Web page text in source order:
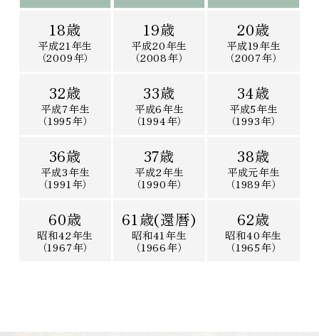
18歳
平成21年生
（2009年）
19歳
平成20年生
（2008年）
20歳
平成19年生
（2007年）
32歳
平成7年生
（1995年）
33歳
平成6年生
（1994年）
34歳
平成5年生
（1993年）
36歳
平成3年生
（1991年）
37歳
平成2年生
（1990年）
38歳
平成元年生
（1989年）
60歳
昭和42年生
（1967年）
61歳(還暦)
昭和41年生
（1966年）
62歳
昭和40年生
（1965年）